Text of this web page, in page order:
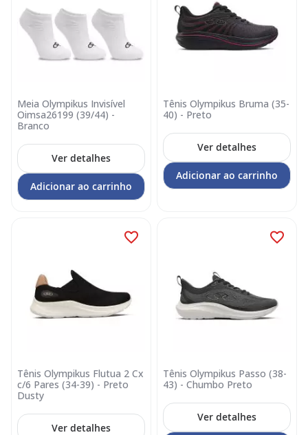
Meia Olympikus Invisível
Oimsa26199 (39/44) -
Branco
Ver detalhes
Adicionar ao carrinho
Tênis Olympikus Bruma (35-
40) - Preto
Ver detalhes
Adicionar ao carrinho
Tênis Olympikus Flutua 2 Cx
c/6 Pares (34-39) - Preto
Dusty
Ver detalhes
Tênis Olympikus Passo (38-
43) - Chumbo Preto
Ver detalhes